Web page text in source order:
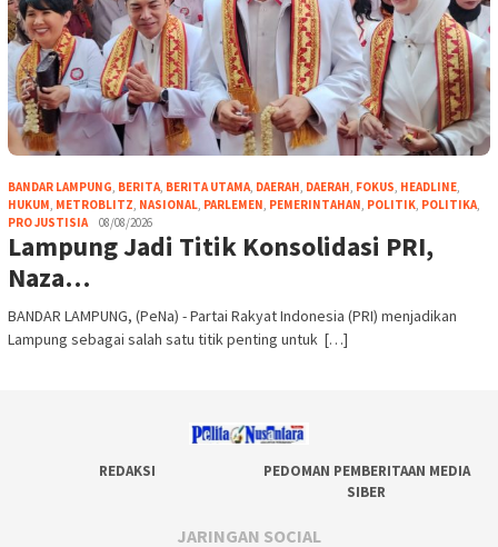
BANDAR LAMPUNG, BERITA, BERITA UTAMA, DAERAH, DAERAH, FOKUS, HEADLINE,
HUKUM, METROBLITZ, NASIONAL, PARLEMEN, PEMERINTAHAN, POLITIK, POLITIKA,
PRO JUSTISIA
08/08/2026
Lampung Jadi Titik Konsolidasi PRI,
Naza…
BANDAR LAMPUNG, (PeNa) - Partai Rakyat Indonesia (PRI) menjadikan
Lampung sebagai salah satu titik penting untuk […]
REDAKSI
PEDOMAN PEMBERITAAN MEDIA
SIBER
JARINGAN SOCIAL